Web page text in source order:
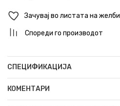
Зачувај во листата на желби
Спореди го производот
СПЕЦИФИКАЦИЈА
КОМЕНТАРИ